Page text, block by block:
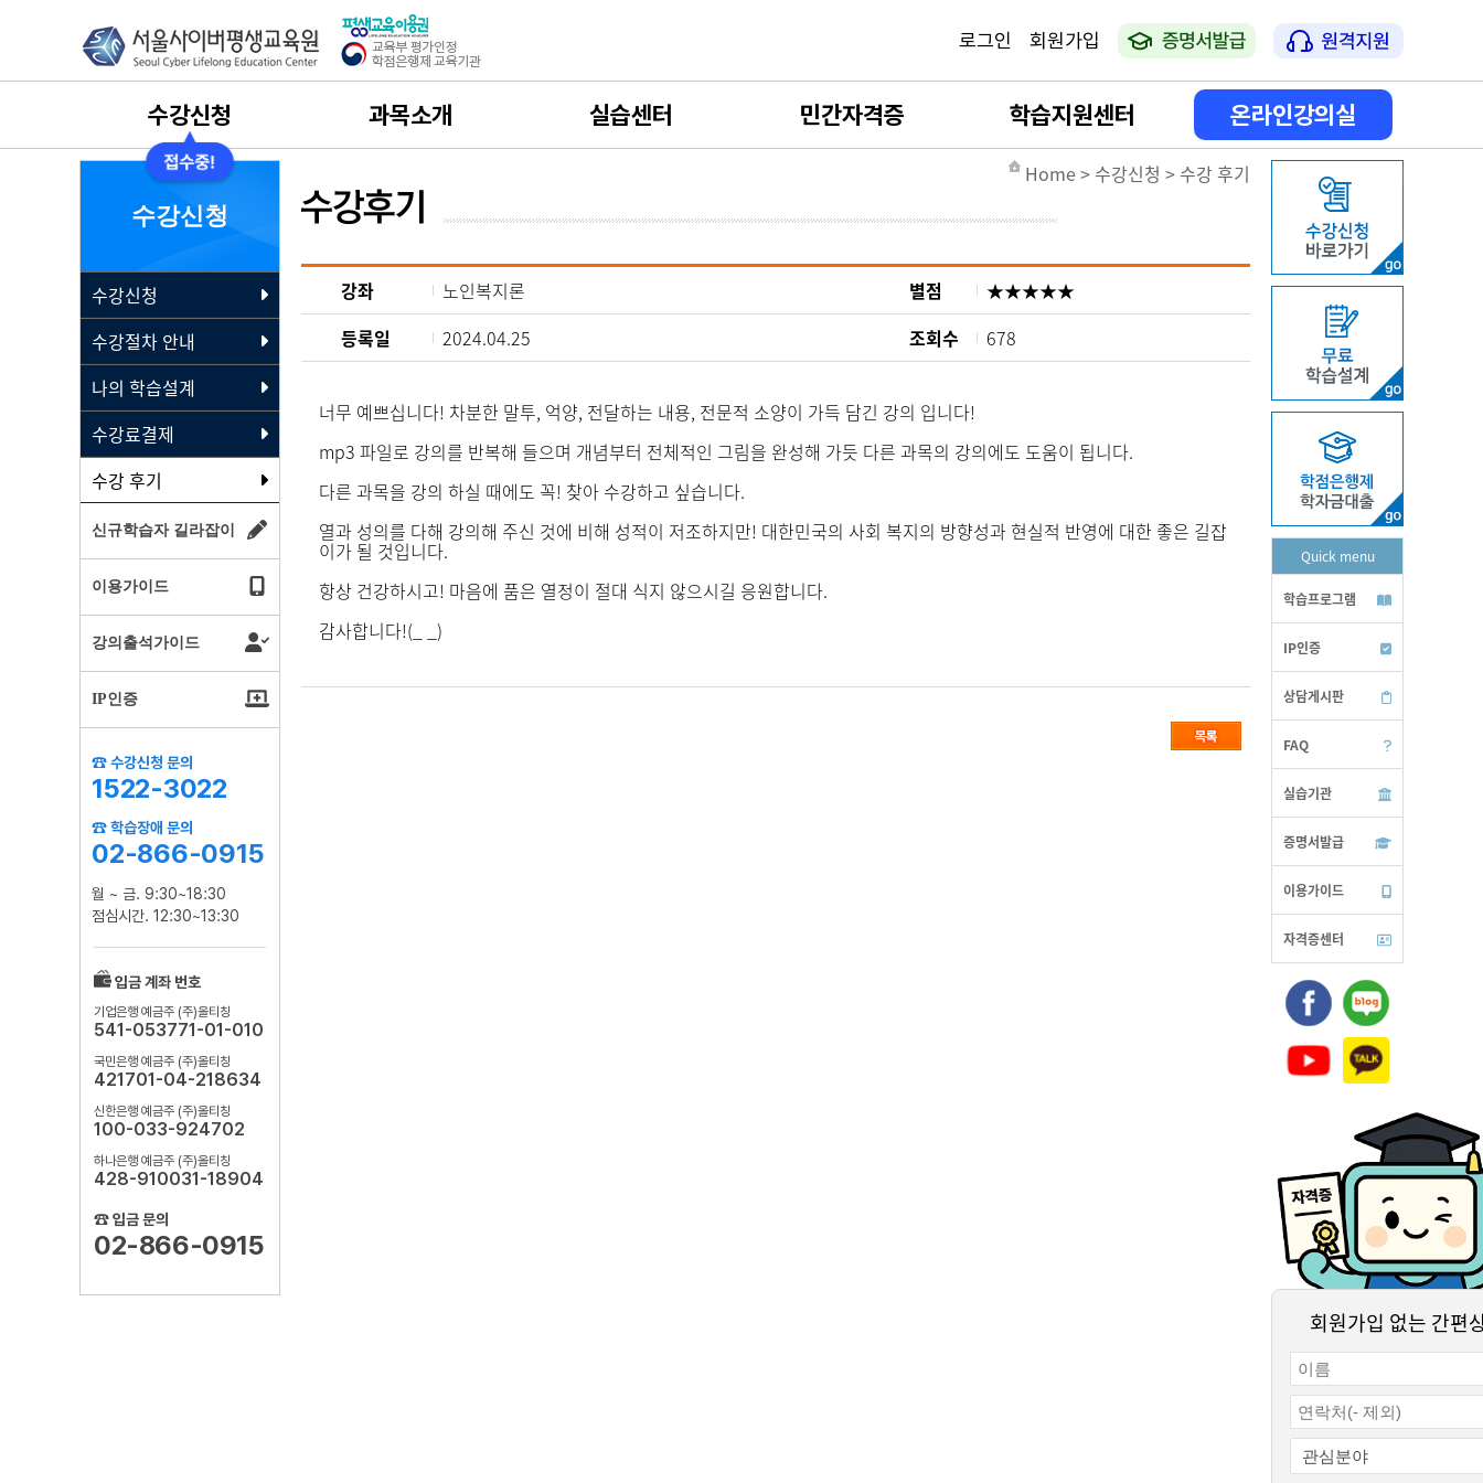
결제하기
수강신청
로그인 회원가입
수강신청
나의 학습설계
수강료결제
수강후기
과목소개
사회복지사
평생교육사
건강가정사
경영학
실습과목 이수 안내
실습센터
평생교육실습
실습서류제출
실습양식자료실
실습 FAQ
현장실습 학교 검색
민간자격증
민간자격증 카트
민간자격증 발급확인
학습지원센터
상담게시판
FAQ
온라인강의실
나의 강의실
나의 학사활동
증명서 발급
수강신청
수강신청
수강절차 안내
나의 학습설계
수강료결제
수강 후기
신규학습자 길라잡이
이용가이드
강의출석가이드
IP인증
☎ 수강신청 문의
1522-3022
☎ 학습장애 문의
02-866-0915
월 ~ 금. 9:30~18:30
점심시간. 12:30~13:30
입금 계좌 번호
기업은행 예금주 (주)올티칭
541-053771-01-010
국민은행 예금주 (주)올티칭
421701-04-218634
신한은행 예금주 (주)올티칭
100-033-924702
하나은행 예금주 (주)올티칭
428-910031-18904
☎ 입금 문의
02-866-0915
Home > 수강신청 > 수강 후기
강좌 노인복지론 별점
★★★★★
등록일
2024.04.25 조회수 678
너무 예쁘십니다! 차분한 말투, 억양, 전달하는 내용, 전문적 소양이 가득 담긴 강의 입니다!
mp3 파일로 강의를 반복해 들으며 개념부터 전체적인 그림을 완성해 가듯 다른 과목의 강의에도 도움이 됩니다.
다른 과목을 강의 하실 때에도 꼭! 찾아 수강하고 싶습니다.
열과 성의를 다해 강의해 주신 것에 비해 성적이 저조하지만! 대한민국의 사회 복지의 방향성과 현실적 반영에 대한 좋은 길잡
이가 될 것입니다.
항상 건강하시고! 마음에 품은 열정이 절대 식지 않으시길 응원합니다.
감사합니다!(_ _)
Quick menu
학습프로그램
IP인증
상담게시판
FAQ
실습기관
증명서발급
이용가이드
자격증센터
회원가입 없는 간편